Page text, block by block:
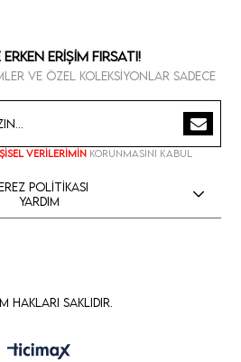
Erişim Fırsatı!
ve özel koleksiyonlar sadece
verilerimin korunmasını kabul
Politikası
Yardım
Hakları Saklıdır.